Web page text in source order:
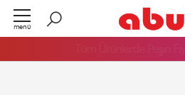
menü